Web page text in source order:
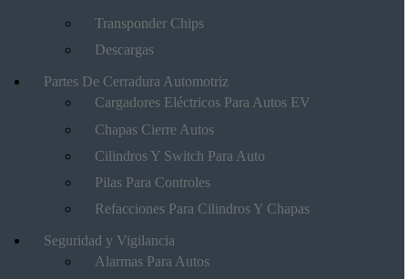
Transponder Chips
Descargas
Partes De Cerradura Automotriz
Cargadores Eléctricos Para Autos EV
Chapas Cierre Autos
Cilindros Y Switch Para Auto
Pilas Para Controles
Refacciones Para Cilindros Y Chapas
Seguridad y Vigilancia
Alarmas Para Autos